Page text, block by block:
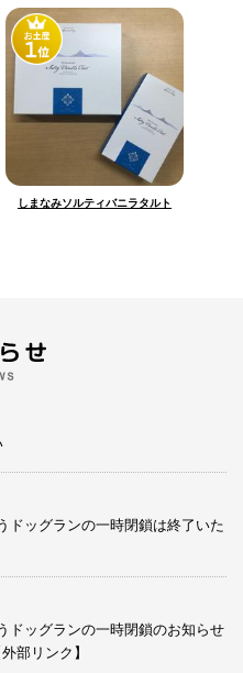
しまなみソルティバニラタルト
ドッグランの一時閉鎖は終了いた
ドッグランの一時閉鎖のお知らせ
部リンク】